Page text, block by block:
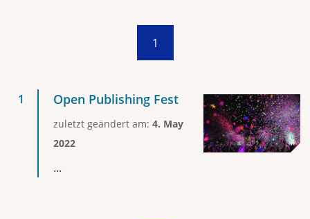
1
Open Publishing Fest
zuletzt geändert am: 4. May
2022
...